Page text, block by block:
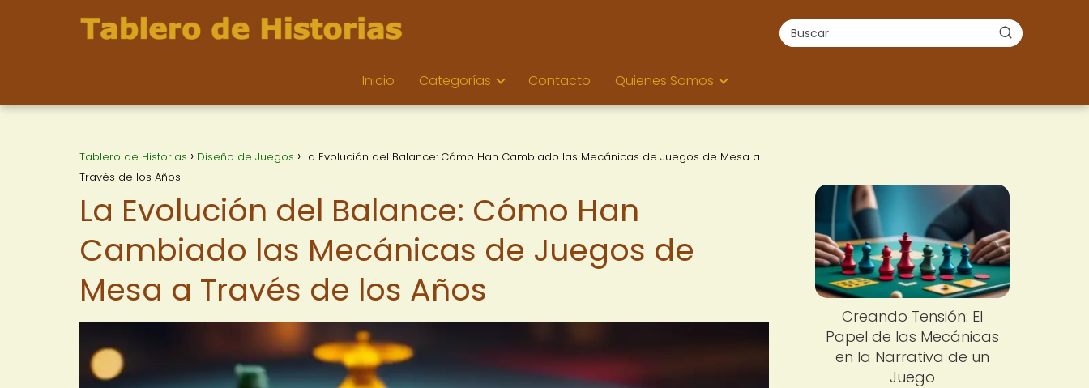
Inicio Categorías Contacto Quienes Somos
Tablero de Historias Diseño de Juegos
La Evolución del Balance: Cómo Han Cambiado las Mecánicas de Juegos de Mesa a
Través de los Años
La Evolución del Balance: Cómo Han
Cambiado las Mecánicas de Juegos de
Mesa a Través de los Años
Creando Tensión: El
Papel de las Mecánicas
en la Narrativa de un
Juego